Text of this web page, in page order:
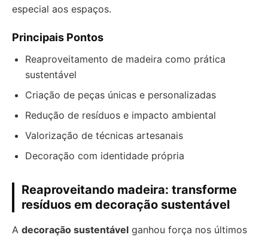
especial aos espaços.
Principais Pontos
Reaproveitamento de madeira como prática
sustentável
Criação de peças únicas e personalizadas
Redução de resíduos e impacto ambiental
Valorização de técnicas artesanais
Decoração com identidade própria
Reaproveitando madeira: transforme
resíduos em decoração sustentável
A decoração sustentável ganhou força nos últimos